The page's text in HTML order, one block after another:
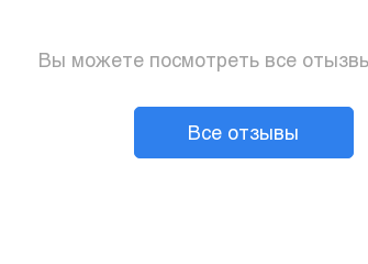
Вы можете посмотреть все
Все отзывы